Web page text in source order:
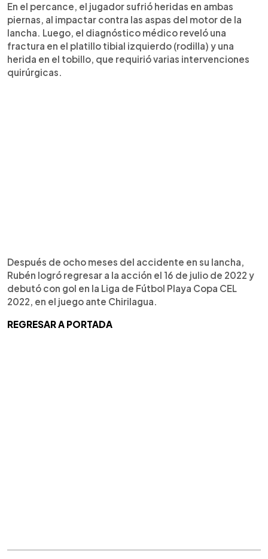
En el percance, el jugador sufrió heridas en ambas
piernas, al impactar contra las aspas del motor de la
lancha. Luego, el diagnóstico médico reveló una
fractura en el platillo tibial izquierdo (rodilla) y una
herida en el tobillo, que requirió varias intervenciones
quirúrgicas.
Después de ocho meses del accidente en su lancha,
Rubén logró regresar a la acción el 16 de julio de 2022 y
debutó con gol en la Liga de Fútbol Playa Copa CEL
2022, en el juego ante Chirilagua.
REGRESAR A PORTADA